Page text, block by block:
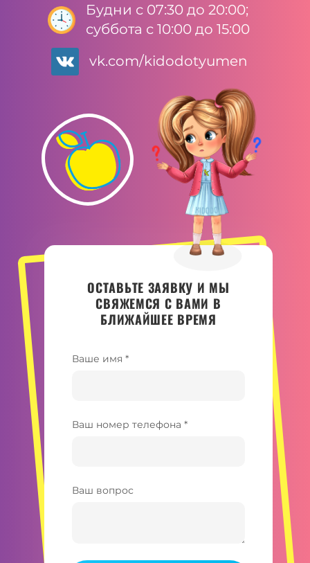
ОСТАВЬТЕ ЗАЯВКУ И МЫ
СВЯЖЕМСЯ С ВАМИ В
БЛИЖАЙШЕЕ ВРЕМЯ
Ваше имя *
Ваш номер телефона *
Ваш вопрос
Будни с 07:30 до 20:00;
суббота с 10:00 до 15:00
vk.com/kidodotyumen